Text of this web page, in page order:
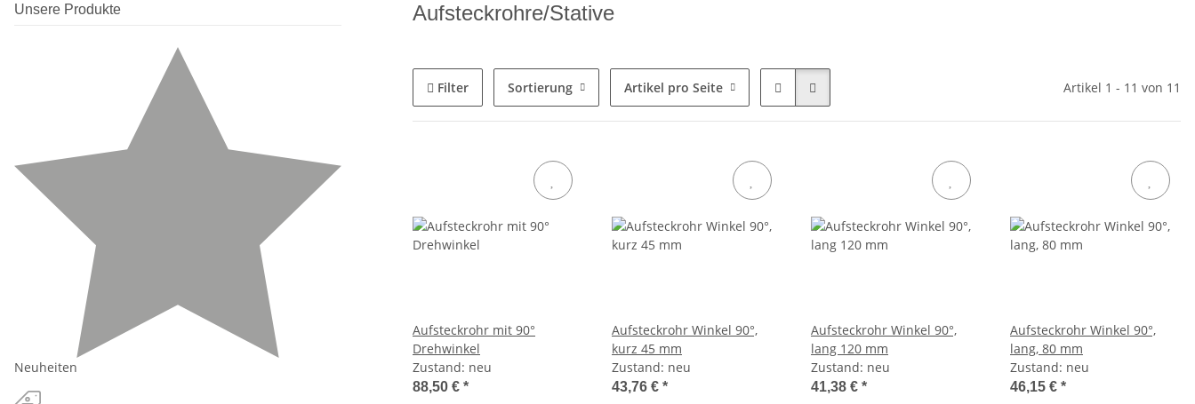
Aufsteckrohre/Stative
Filter Sortierung Artikel pro Seite Artikel 1 - 11 von 11
Aufsteckrohr mit 90°
Drehwinkel
Zustand: neu
88,50 € *
Aufsteckrohr Winkel 90°,
kurz 45 mm
Zustand: neu
43,76 € *
Aufsteckrohr Winkel 90°,
lang 120 mm
Zustand: neu
41,38 € *
Aufsteckrohr Winkel 90°,
lang, 80 mm
Zustand: neu
46,15 € *
Unsere Produkte
Neuheiten